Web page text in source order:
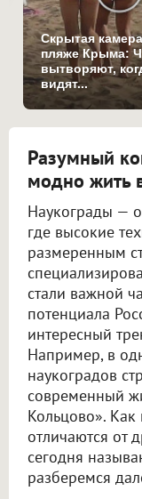
Скрытая
пляже Крыма:
вытворяют,
видят...
Разумный
модно жить
Наукограды —
где высокие
размеренным
стали важной
потенциала
интересный
Например, в
наукоградов
современный
Кольцово».
отличаются от
сегодня
разберемся